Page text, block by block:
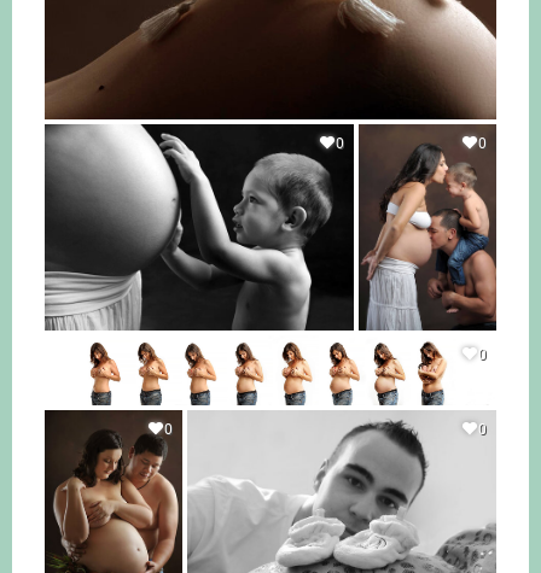
0 0
0
0 0